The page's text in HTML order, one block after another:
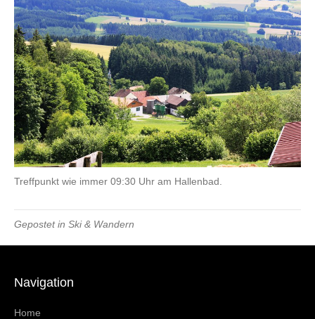
Treffpunkt wie immer 09:30 Uhr am Hallenbad.
Gepostet in Ski & Wandern
Navigation
Home